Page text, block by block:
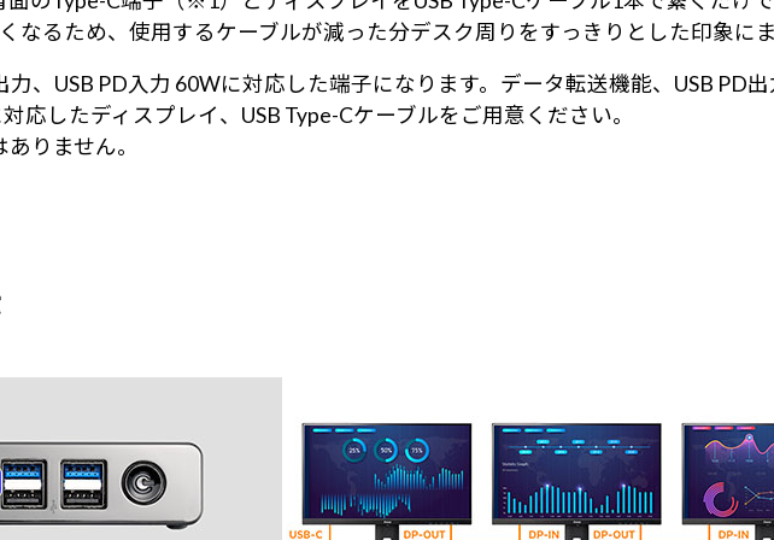
なるため、使用するケーブルが減った分デスク周りをすっきりとした印象にま
、USB PD入力 60Wに対応した端子になります。データ転送機能、USB PD出
応したディスプレイ、USB Type-Cケーブルをご用意ください。
りません。